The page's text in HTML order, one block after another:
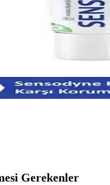
Etkileri: Doğru
etkili bir ürün olup, plak
önleyici ve beyazlatıcı diş
Çözümü: Ağız
Gerekenler